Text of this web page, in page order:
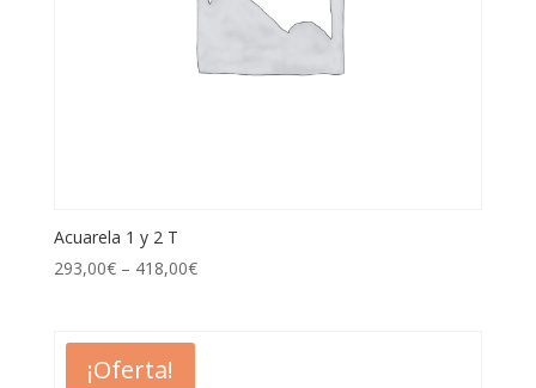
Acuarela 1 y 2 T
293,00€– 418,00€
¡Oferta!